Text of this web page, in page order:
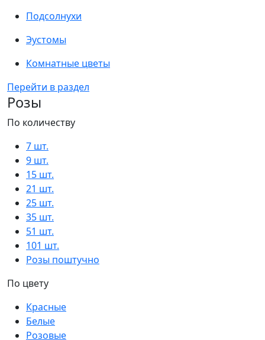
Подсолнухи
Эустомы
Комнатные цветы
Перейти в раздел
Розы
По количеству
7 шт.
9 шт.
15 шт.
21 шт.
25 шт.
35 шт.
51 шт.
101 шт.
Розы поштучно
По цвету
Красные
Белые
Розовые